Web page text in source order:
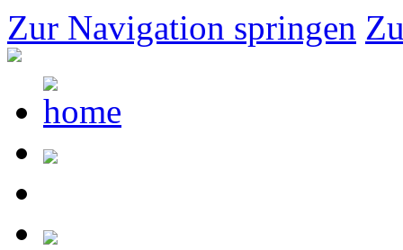
Zur Navigation springen